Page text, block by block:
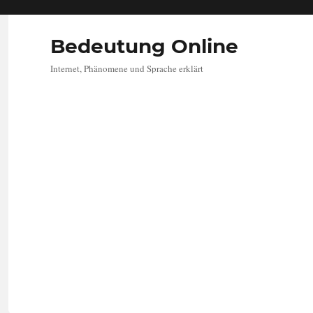
Bedeutung Online
Internet, Phänomene und Sprache erklärt